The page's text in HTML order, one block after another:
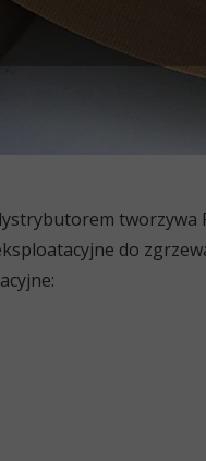
tworzywa
do